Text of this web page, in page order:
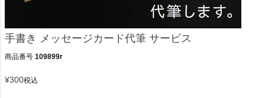
手書き メッセージカード代筆 サービス
商品番号 109899r
¥300税込